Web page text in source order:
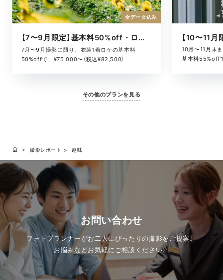
【7〜9月限定】基本料50%off・ロケキャンペーン
7月〜9月撮影に限り、衣装1着ロケの基本料
50%offで、¥75,000〜（税込¥82,500）
全データ込み
10月〜11月末
基本料55%off
その他のプランを見る
撮影レポート 趣味
お問い合わせ
フォトプランナーがお二人にぴったりの撮影をご提案。
お悩みなどお気軽にご相談ください。